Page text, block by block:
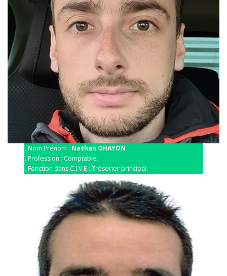
.Nom Prénom : Nathan OHAYON
.Profession : Comptable.
. Fonction dans C.I.V.E : Trésorier principal.